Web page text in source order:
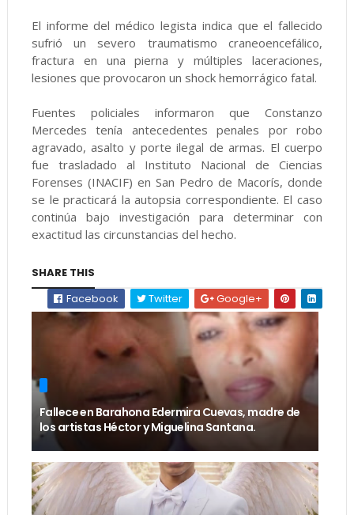
El informe del médico legista indica que el fallecido
sufrió un severo traumatismo craneoencefálico,
fractura en una pierna y múltiples laceraciones,
lesiones que provocaron un shock hemorrágico fatal.
Fuentes policiales informaron que Constanzo
Mercedes tenía antecedentes penales por robo
agravado, asalto y porte ilegal de armas. El cuerpo
fue trasladado al Instituto Nacional de Ciencias
Forenses (INACIF) en San Pedro de Macorís, donde
se le practicará la autopsia correspondiente. El caso
continúa bajo investigación para determinar con
exactitud las circunstancias del hecho.
SHARE THIS
Facebook
Twitter Google+
Fallece en Barahona Edermira Cuevas, madre de
los artistas Héctor y Miguelina Santana.